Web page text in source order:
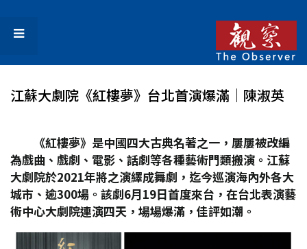
江蘇大劇院《紅樓夢》台北首演爆滿│陳淑英
《紅樓夢》是中國四大古典名著之一，屢屢被改編
為戲曲、戲劇、電影、話劇等各種藝術門類搬演。江蘇
大劇院於2021年將之演繹成舞劇，迄今巡演海內外各大
城市、逾300場。該劇6月19日首度來台，在台北表演藝
術中心大劇院連演四天，場場爆滿，佳評如潮。